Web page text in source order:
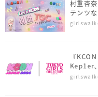
村重杏
テンツ
『
『
Kep1er